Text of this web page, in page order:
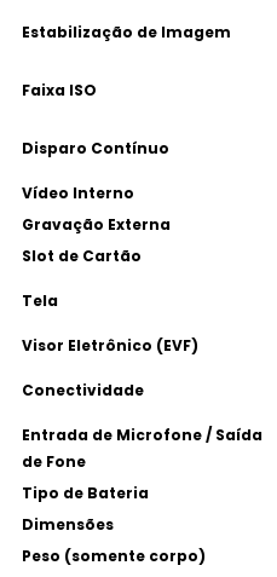
Estabilização de Imagem
Faixa ISO
Disparo Contínuo
Vídeo Interno
Gravação Externa
Slot de Cartão
Tela
Visor Eletrônico (EVF)
Conectividade
Entrada de Microfone / Saída
de Fone
Tipo de Bateria
Dimensões
Peso (somente corpo)